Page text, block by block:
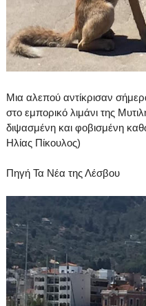
Μια αλεπού αντίκρισαν
στο εμπορικό λιμάνι της
διψασμένη και φοβισμένη
Ηλίας Πίκουλος)
Πηγή Τα Νέα της Λέσβου